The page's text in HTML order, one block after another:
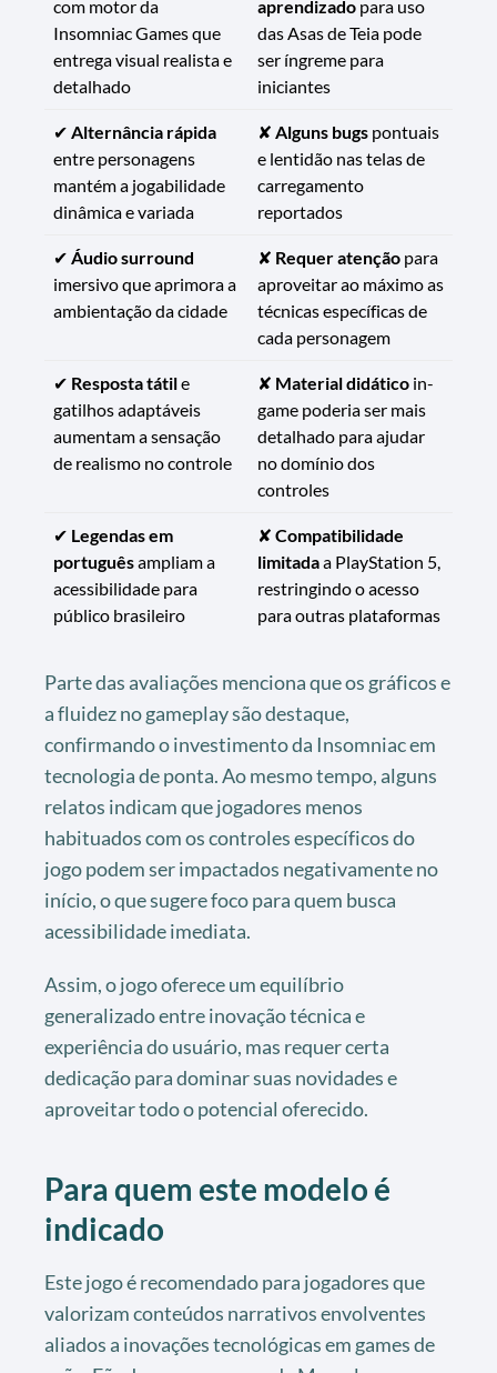
com motor da
Insomniac Games que
entrega visual realista e
detalhado
aprendizado para uso
das Asas de Teia pode
ser íngreme para
iniciantes
✔ Alternância rápida
entre personagens
mantém a jogabilidade
dinâmica e variada
✘ Alguns bugs pontuais
e lentidão nas telas de
carregamento
reportados
✔ Áudio surround
imersivo que aprimora a
ambientação da cidade
✘ Requer atenção para
aproveitar ao máximo as
técnicas específicas de
cada personagem
✔ Resposta tátile
gatilhos adaptáveis
aumentam a sensação
de realismo no controle
✘ Material didático in-
game poderia ser mais
detalhado para ajudar
no domínio dos
controles
✔ Legendas em
portuguêsampliam a
acessibilidade para
público brasileiro
✘ Compatibilidade
limitadaa PlayStation 5,
restringindo o acesso
para outras plataformas
Parte das avaliações menciona que os gráficos e
a fluidez no gameplay são destaque,
confirmando o investimento da Insomniac em
tecnologia de ponta. Ao mesmo tempo, alguns
relatos indicam que jogadores menos
habituados com os controles específicos do
jogo podem ser impactados negativamente no
início, o que sugere foco para quem busca
acessibilidade imediata.
Assim, o jogo oferece um equilíbrio
generalizado entre inovação técnica e
experiência do usuário, mas requer certa
dedicação para dominar suas novidades e
aproveitar todo o potencial oferecido.
Para quem este modelo é
indicado
Este jogo é recomendado para jogadores que
valorizam conteúdos narrativos envolventes
aliados a inovações tecnológicas em games de